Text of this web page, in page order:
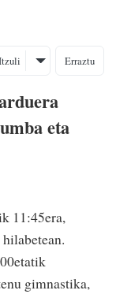
Erraztu
eta
11:45era,
gimnastika,